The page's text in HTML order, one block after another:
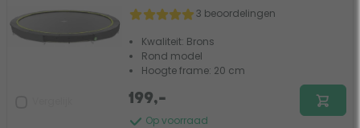
3 beoordelingen
Kwaliteit: Brons
Rond model
Hoogte frame: 20 cm
Op voorraad
199,-